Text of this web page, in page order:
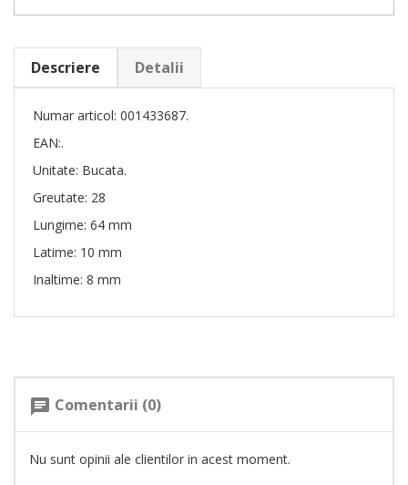
Descriere Detalii
Numar articol: 001433687.
EAN:.
Unitate: Bucata.
Greutate: 28
Lungime: 64 mm
Latime: 10 mm
Inaltime: 8 mm
chat Comentarii (0)
Nu sunt opinii ale clientilor in acest moment.